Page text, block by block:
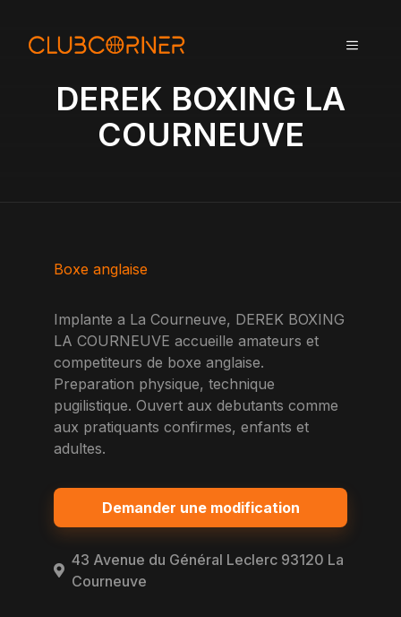
MENU
DEREK BOXING LA
COURNEUVE
Boxe anglaise
Implante a La Courneuve, DEREK BOXING
LA COURNEUVE accueille amateurs et
competiteurs de boxe anglaise.
Preparation physique, technique
pugilistique. Ouvert aux debutants comme
aux pratiquants confirmes, enfants et
adultes.
Demander une modification
43 Avenue du Général Leclerc 93120 La
Courneuve